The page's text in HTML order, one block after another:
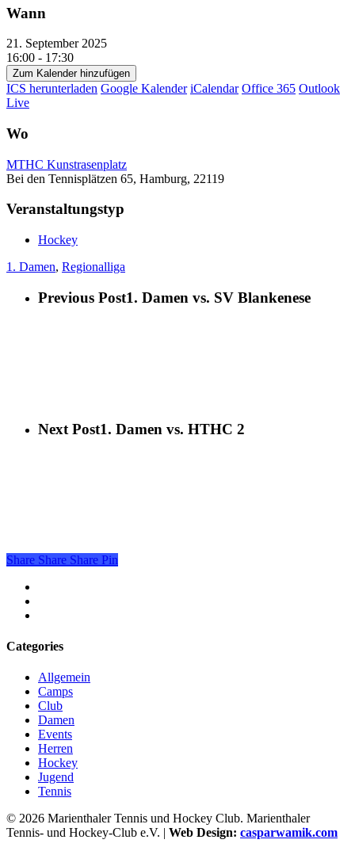
Wann
21. September 2025
16:00 - 17:30
Zum Kalender hinzufügen
ICS herunterladen Google Kalender iCalendar Office 365 Outlook
Live
Wo
MTHC Kunstrasenplatz
Bei den Tennisplätzen 65, Hamburg, 22119
Veranstaltungstyp
Hockey
1. Damen, Regionalliga
Previous Post1. Damen vs. SV Blankenese
Next Post1. Damen vs. HTHC 2
Share
Share Share Share Pin
Categories
Allgemein
Camps
Club
Damen
Events
Herren
Hockey
Jugend
Tennis
© 2026 Marienthaler Tennis und Hockey Club. Marienthaler
Tennis- und Hockey-Club e.V. | Web Design: casparwamik.com